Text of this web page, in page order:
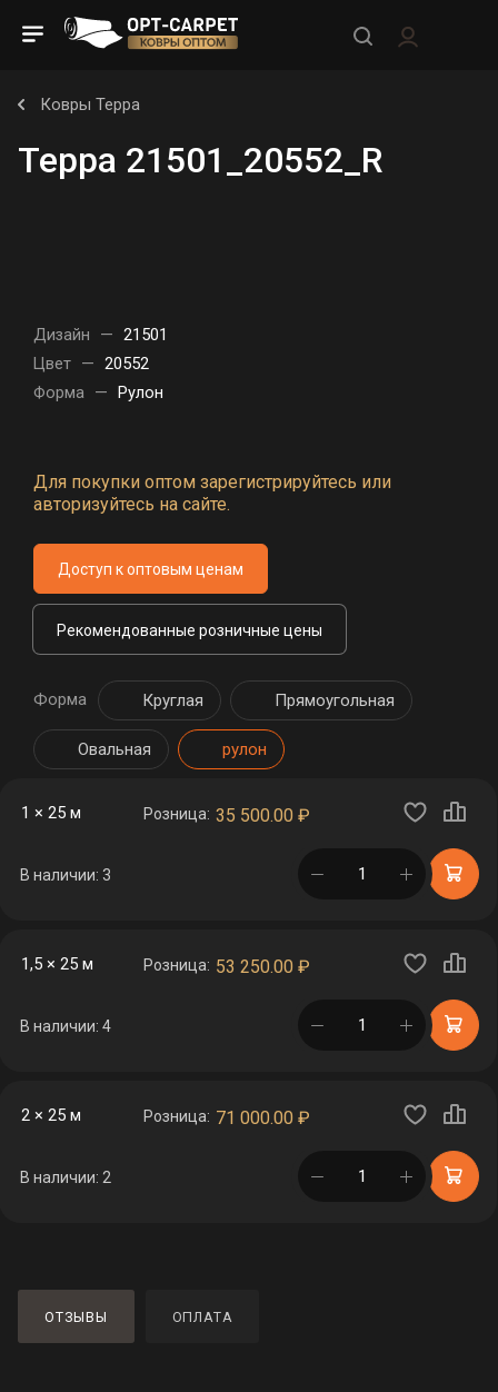
Ковры Терра
Терра 21501_20552_R
Дизайн — 21501
Цвет — 20552
Форма — Рулон
Для покупки оптом зарегистрируйтесь или
авторизуйтесь на сайте.
Доступ к оптовым ценам
Рекомендованные розничные цены
Форма Круглая Прямоугольная
Овальная рулон
1 × 25 м Розница: 35 500.00 ₽
В наличии: 3 в корзине
1,5 × 25 м Розница: 53 250.00 ₽
В наличии: 4 в корзине
2 × 25 м Розница: 71 000.00 ₽
В наличии: 2 в корзине
ОТЗЫВЫ ОПЛАТА